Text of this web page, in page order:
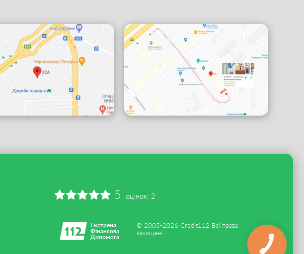
5 оцінок: 2
Екстрена
Фінансова
Допомога
© 2005-2026 Credit112 Всі права
захищені